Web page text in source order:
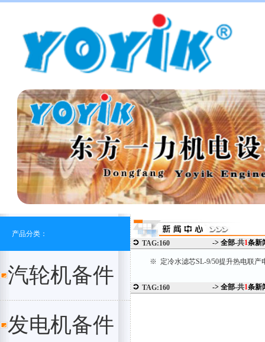
产品分类：
汽轮机备件
发电机备件
TAG:160 -> 全部-共1条新
※ 定冷水滤芯SL-9/50提升热电联产
TAG:160 -> 全部-共1条新